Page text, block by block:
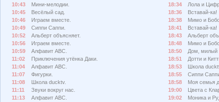
10:43
Мини-мелодии.
10:45
Весёлый сад.
10:46
Играем вместе.
10:49
Сиппи Саппи.
10:52
Альберт объясняет.
10:56
Играем вместе.
10:59
Алфавит АВС.
11:02
Приключения утёнка Даки.
11:04
Алфавит АВС.
11:07
Фигурки.
11:08
Школа ducktv.
11:11
Звуки вокруг нас.
11:13
Алфавит АВС.
18:34
Лола и
18:36
Вставай-ка!
18:38
Мимо и
18:41
Вставай-ка!
18:43
Альберт
18:48
Мимо и
18:50
Дом, милый
18:51
Дотти и
18:53
Школа
18:55
Сиппи
18:58
Моя семья
19:00
Цвета с
19:02
Моника и